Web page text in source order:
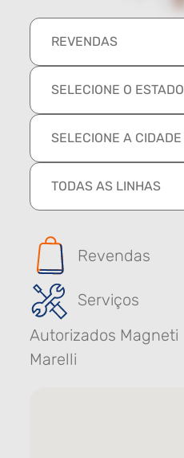
REVENDAS
SELECIONE O ESTADO
SELECIONE A CIDADE
TODAS AS LINHAS
Revendas
Serviços
Autorizados Magneti
Marelli